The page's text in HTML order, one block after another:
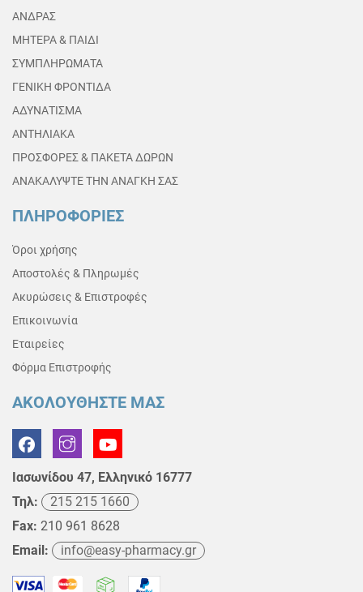
ΑΝΔΡΑΣ
ΜΗΤΕΡΑ & ΠΑΙΔΙ
ΣΥΜΠΛΗΡΩΜΑΤΑ
ΓΕΝΙΚΗ ΦΡΟΝΤΙΔΑ
ΑΔΥΝΑΤΙΣΜΑ
ΑΝΤΗΛΙΑΚΑ
ΠΡΟΣΦΟΡΕΣ & ΠΑΚΕΤΑ ΔΩΡΩΝ
ΑΝΑΚΑΛΥΨΤΕ ΤΗΝ ΑΝΑΓΚΗ ΣΑΣ
ΠΛΗΡΟΦΟΡΙΕΣ
Όροι χρήσης
Αποστολές & Πληρωμές
Ακυρώσεις & Επιστροφές
Επικοινωνία
Εταιρείες
Φόρμα Επιστροφής
ΑΚΟΛΟΥΘΗΣΤΕ ΜΑΣ
Ιασωνίδου 47, Ελληνικό 16777
Τηλ:
215 215 1660
Fax: 210 961 8628
Email:
info@easy-pharmacy.gr